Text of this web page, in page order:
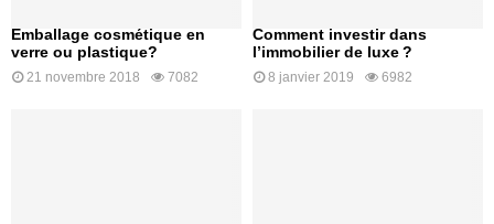
Emballage cosmétique en
verre ou plastique?
21 novembre 2018 7082
Comment investir dans
l’immobilier de luxe ?
8 janvier 2019 6982